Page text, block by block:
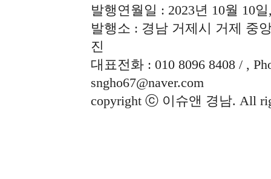
발행연월일 : 2023년 10월 10
발행소 : 경남 거제시 거제 중
진
대표전화 : 010 8096 8408 / ,
sngho67@naver.com
copyright ⓒ 이슈앤 경남. All